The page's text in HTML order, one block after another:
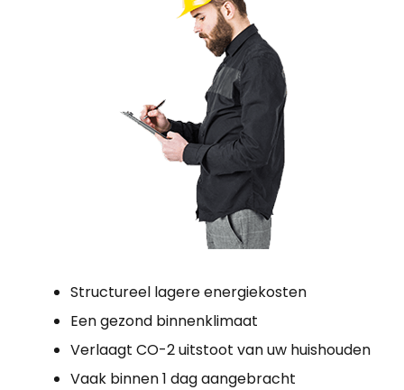
Structureel lagere energiekosten
Een gezond binnenklimaat
Verlaagt CO-2 uitstoot van uw huishouden
Vaak binnen 1 dag aangebracht